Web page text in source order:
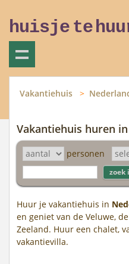
huisje te
Vakantiehuis
Vakantiehuis huren in
personen
Huur je vakantiehuis in
en geniet van de Veluwe,
Zeeland. Huur een chalet,
vakantievilla.